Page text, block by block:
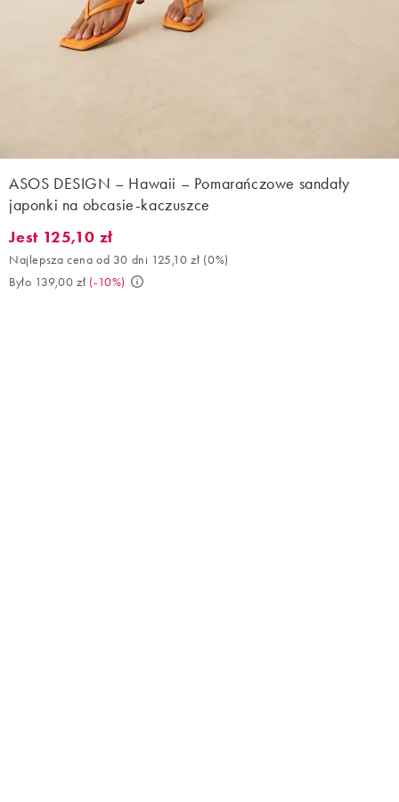
ASOS DESIGN – Hawaii – Pomarańczowe sandały
japonki na obcasie-kaczuszce
Jest 125,10 zł. Najlepsza cena od 30 dni 125,10 zł (0%). Było
Jest 125,10 zł
Najlepsza cena od 30 dni 125,10 zł (0%)
Było 139,00 zł (-10%)